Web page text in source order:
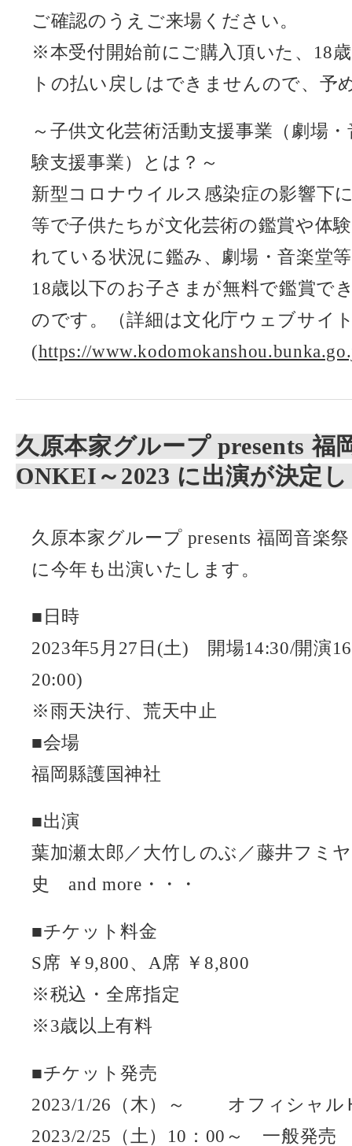
ご確認のうえご来場ください。
※本受付開始前にご購入頂いた、18
トの払い戻しはできませんので、予
～子供文化芸術活動支援事業（劇場
験支援事業）とは？～
新型コロナウイルス感染症の影響下
等で子供たちが文化芸術の鑑賞や体
れている状況に鑑み、劇場・音楽堂
18歳以下のお子さまが無料で鑑賞で
のです。（詳細は文化庁ウェブサイ
(https://
久原本家グループ presents 福
ONKEI～2023 に出演が決定
久原本家グループ presents 福岡音楽
に今年も出演いたします。
■日時
2023年5月27日(土) 開場14:30/開演
20:00)
※雨天決行、荒天中止
■会場
福岡縣護国神社
■出演
葉加瀬太郎／大竹しのぶ／藤井フミ
史 and more・・・
■チケット料金
S席 ￥9,800、A席 ￥8,800
※税込・全席指定
※3歳以上有料
■チケット発売
2023/1/26（木）～ オフィシャル
2023/2/25（土）10：00～ 一般発売